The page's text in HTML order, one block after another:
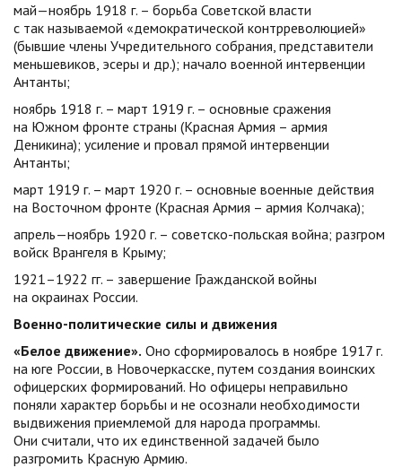
май—ноябрь 1918 г. – борьба Советской власти
с так называемой «демократической контрреволюцией»
(бывшие члены Учредительного собрания, представители
меньшевиков, эсеры и др.); начало военной интервенции
Антанты;
ноябрь 1918 г. – март 1919 г. – основные сражения
на Южном фронте страны (Красная Армия – армия
Деникина); усиление и провал прямой интервенции
Антанты;
март 1919 г. – март 1920 г. – основные военные действия
на Восточном фронте (Красная Армия – армия Колчака);
апрель—ноябрь 1920 г. – советско-польская война; разгром
войск Врангеля в Крыму;
1921–1922 гг. – завершение Гражданской войны
на окраинах России.
Военно-политические силы и движения
«Белое движение». Оно сформировалось в ноябре 1917 г.
на юге России, в Новочеркасске, путем создания воинских
офицерских формирований. Но офицеры неправильно
поняли характер борьбы и не осознали необходимости
выдвижения приемлемой для народа программы.
Они считали, что их единственной задачей было
разгромить Красную Армию.